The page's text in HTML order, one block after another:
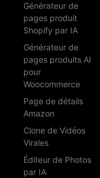
Générateur de
pages produit
Shopify par IA
Générateur de
pages produits AI
pour
Woocommerce
Page de détails
Amazon
Clone de Vidéos
Virales
Éditeur de Photos
par IA